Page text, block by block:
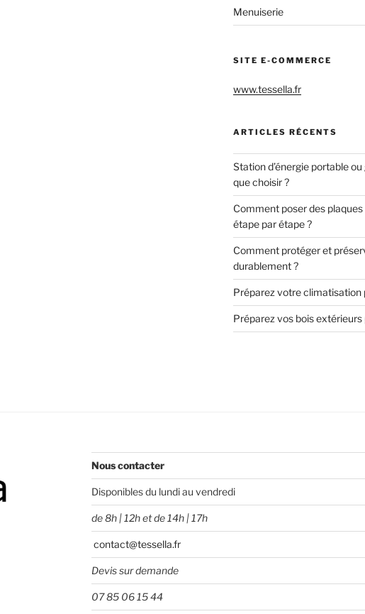
Menuiserie
SITE E-COMMERCE
www.tessella.fr
ARTICLES RÉCENTS
Station d’énergie portable
que choisir ?
Comment poser des
étape par étape ?
Comment protéger et
durablement ?
Préparez votre climatisation
Préparez vos bois extérieurs
Nous contacter
Disponibles du lundi au vendredi
de 8h | 12h et de 14h | 17h
contact@tessella.fr
Devis sur demande
07 85 06 15 44